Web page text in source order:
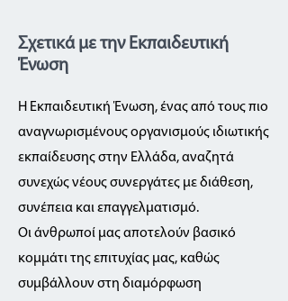
Σχετικά με την Εκπαιδευτική
Ένωση
Η Εκπαιδευτική Ένωση, ένας από τους πιο
αναγνωρισμένους οργανισμούς ιδιωτικής
εκπαίδευσης στην Ελλάδα, αναζητά
συνεχώς νέους συνεργάτες με διάθεση,
συνέπεια και επαγγελματισμό.
Οι άνθρωποί μας αποτελούν βασικό
κομμάτι της επιτυχίας μας, καθώς
συμβάλλουν στη διαμόρφωση